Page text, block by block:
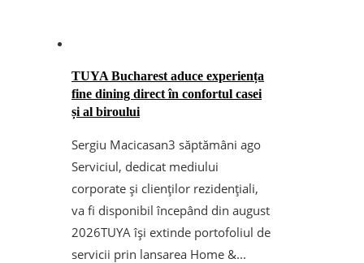
TUYA Bucharest aduce experiența
fine dining direct în confortul casei
și al biroului
Sergiu Macicasan3 săptămâni ago
Serviciul, dedicat mediului
corporate și clienților rezidențiali,
va fi disponibil începând din august
2026TUYA își extinde portofoliul de
servicii prin lansarea Home &...